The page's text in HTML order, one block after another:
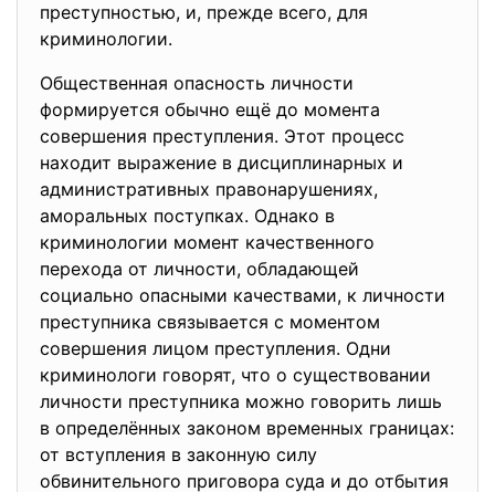
преступностью, и, прежде всего, для
криминологии.
Общественная опасность личности
формируется обычно ещё до момента
совершения преступления. Этот процесс
находит выражение в дисциплинарных и
административных правонарушениях,
аморальных поступках. Однако в
криминологии момент качественного
перехода от личности, обладающей
социально опасными качествами, к личности
преступника связывается с моментом
совершения лицом преступления. Одни
криминологи говорят, что о существовании
личности преступника можно говорить лишь
в определённых законом временных границах:
от вступления в законную силу
обвинительного приговора суда и до отбытия